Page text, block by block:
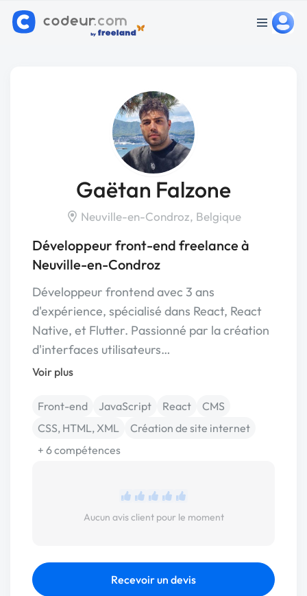
Gaëtan Falzone
Neuville-en-Condroz, Belgique
Développeur front-end freelance à
Neuville-en-Condroz
Développeur frontend avec 3 ans
d'expérience, spécialisé dans React, React
Native, et Flutter. Passionné par la création
d'interfaces utilisateurs…
Voir plus
Front-end JavaScript React
CMS
CSS, HTML, XML
Création de site internet
+ 6 compétences
Aucun avis client pour le moment
Recevoir un devis